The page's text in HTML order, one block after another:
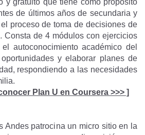
y gratuito que tiene como propósito
de últimos años de secundaria y
proceso de toma de decisiones de
Consta de 4 módulos con ejercicios
autoconocimiento académico del
y elaborar planes de
respondiendo a las necesidades
Plan U en Coursera >>> ]
Andes patrocina un micro sitio en la